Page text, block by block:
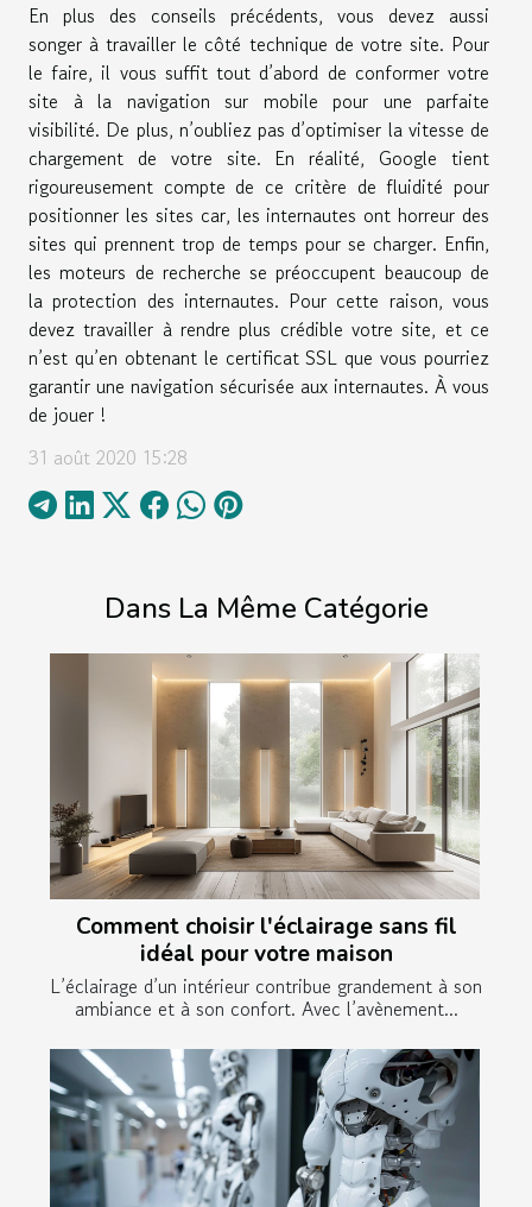
En plus des conseils précédents, vous devez aussi
songer à travailler le côté technique de votre site. Pour
le faire, il vous suffit tout d’abord de conformer votre
site à la navigation sur mobile pour une parfaite
visibilité. De plus, n’oubliez pas d’optimiser la vitesse de
chargement de votre site. En réalité, Google tient
rigoureusement compte de ce critère de fluidité pour
positionner les sites car, les internautes ont horreur des
sites qui prennent trop de temps pour se charger. Enfin,
les moteurs de recherche se préoccupent beaucoup de
la protection des internautes. Pour cette raison, vous
devez travailler à rendre plus crédible votre site, et ce
n’est qu’en obtenant le certificat SSL que vous pourriez
garantir une navigation sécurisée aux internautes. À vous
de jouer !
31 août 2020 15:28
Dans La Même Catégorie
Comment choisir l'éclairage sans fil
idéal pour votre maison
L’éclairage d’un intérieur contribue grandement à son
ambiance et à son confort. Avec l’avènement...